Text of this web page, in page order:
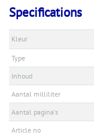
Specifications
Kleur
Type
Inhoud
Aantal milliliter
Aantal pagina's
Article no